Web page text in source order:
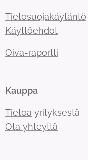
Tietosuojakäytäntö
Käyttöehdot
Oiva-raportti
Kauppa
Tietoa yrityksestä
Ota yhteyttä